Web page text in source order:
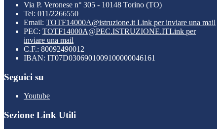
Via P. Veronese n° 305 - 10148 Torino (TO)
Tel: 011/2266550
Email: TOTF14000A@istruzione.it Link per inviare una mail
PEC: TOTF14000A@PEC.ISTRUZIONE.ITLink per
inviare una mail
C.F.: 80092490012
IBAN: IT07D0306901009100000046161
Seguici su
Youtube
Sezione Link Utili